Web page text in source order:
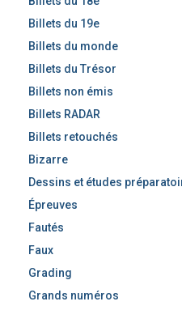
Billets du 19e
Billets du monde
Billets du Trésor
Billets non émis
Billets RADAR
Billets retouchés
Bizarre
Dessins et études
Épreuves
Fautés
Faux
Grading
Grands numéros